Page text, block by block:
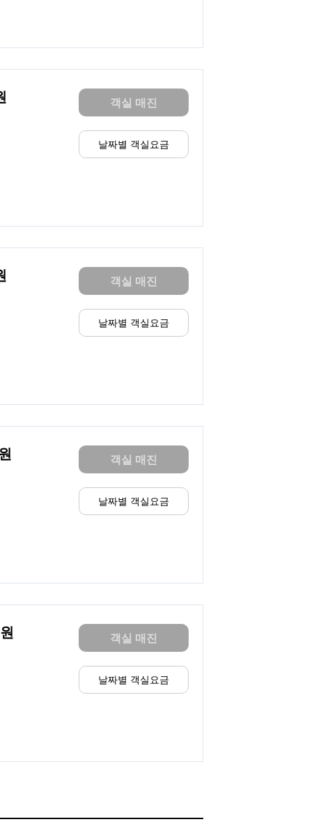
객실 매진
날짜별 객실요금
객실 매진
날짜별 객실요금
객실 매진
날짜별 객실요금
객실 매진
날짜별 객실요금